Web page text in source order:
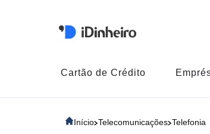
Cartão de Crédito
Início Telecomunicações Telefonia